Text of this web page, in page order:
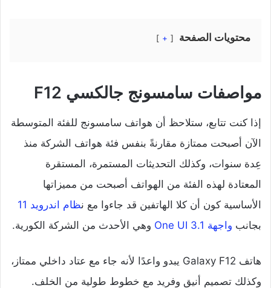
محتويات الصفحة +
مواصفات سامسونج جالكسي F12
إذا كنت تتابع، ستلاحظ أن هواتف سامسونج للفئة المتوسطة
الآن أصبحت ممتازة مقارنةً بنفس فئة هواتف الشركة منذ
عِدة سنوات، وكذلك التحديثات المستمرة، المستقرة
المعتادة لهذه الفئة من الهواتف أصبحت من مميزاتها
الأساسية كون أن كلا الهاتفين قد جاءوا مع نظام اندرويد 11
بجانب واجهة One UI 3.1 وهي الأحدث من الشركة الكورية.
هاتف Galaxy F12 يبدو واعدًا لأنه جاء مع عتاد داخلي ممتاز،
وكذلك تصميم أنيق وفريد مع خطوط طولية من الخلف.